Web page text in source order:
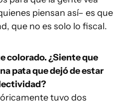
piensan así– es que
que no es solo lo fiscal.
colorado. ¿Siente que
pata que dejó de estar
tuvo dos